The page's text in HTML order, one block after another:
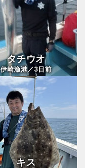
タチウオ
伊崎漁港／3日前
キス